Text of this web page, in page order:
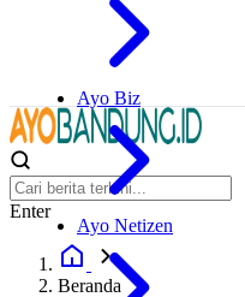
Ayo Biz
Ayo Netizen
Enter
Beranda